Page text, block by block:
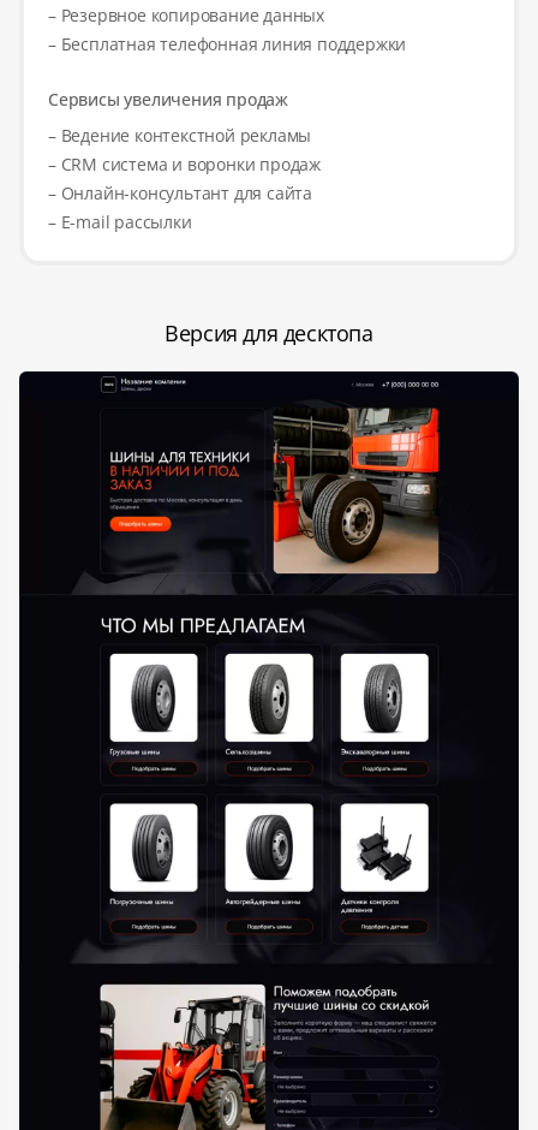
– Резервное копирование данных
– Бесплатная телефонная линия поддержки
Сервисы увеличения продаж
– Ведение контекстной рекламы
– CRM система и воронки продаж
– Онлайн-консультант для сайта
– E-mail рассылки
Версия для десктопа